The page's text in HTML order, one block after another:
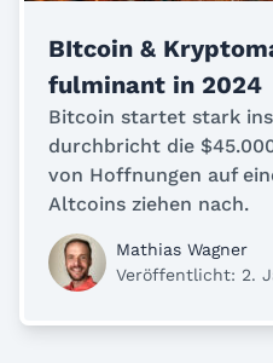
BItcoin &
fulminant in 2024
Bitcoin startet stark
durchbricht die
von Hoffnungen auf
Altcoins ziehen nach.
Mathias Wagner
Veröffentlicht: 2.